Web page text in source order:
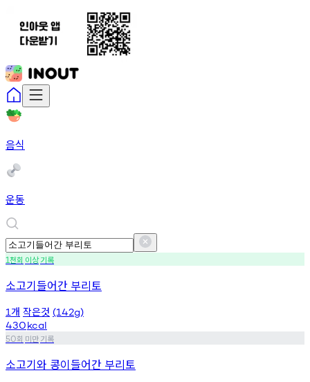
음식
운동
1천회 이상기록
소고기들어간 부리토
1 개 작은것 (142g)
430kcal
50회 미만기록
소고기와 콩이들어간 부리토